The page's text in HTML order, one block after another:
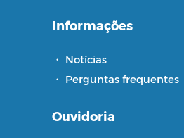
Informações
・ Notícias
・ Perguntas frequentes
Ouvidoria